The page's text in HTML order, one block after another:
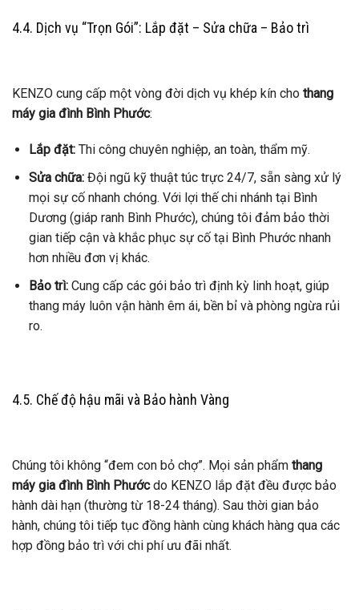
4.4. Dịch vụ “Trọn Gói”: Lắp đặt – Sửa chữa – Bảo trì
KENZO cung cấp một vòng đời dịch vụ khép kín cho thang
máy gia đình Bình Phước:
Lắp đặt:Thi công chuyên nghiệp, an toàn, thẩm mỹ.
Sửa chữa:Đội ngũ kỹ thuật túc trực 24/7, sẵn sàng xử lý
mọi sự cố nhanh chóng. Với lợi thế chi nhánh tại Bình
Dương (giáp ranh Bình Phước), chúng tôi đảm bảo thời
gian tiếp cận và khắc phục sự cố tại Bình Phước nhanh
hơn nhiều đơn vị khác.
Bảo trì:Cung cấp các gói bảo trì định kỳ linh hoạt, giúp
thang máy luôn vận hành êm ái, bền bỉ và phòng ngừa rủi
ro.
4.5. Chế độ hậu mãi và Bảo hành Vàng
Chúng tôi không “đem con bỏ chợ”. Mọi sản phẩm thang
máy gia đình Bình Phướcdo KENZO lắp đặt đều được bảo
hành dài hạn (thường từ 18-24 tháng). Sau thời gian bảo
hành, chúng tôi tiếp tục đồng hành cùng khách hàng qua các
hợp đồng bảo trì với chi phí ưu đãi nhất.